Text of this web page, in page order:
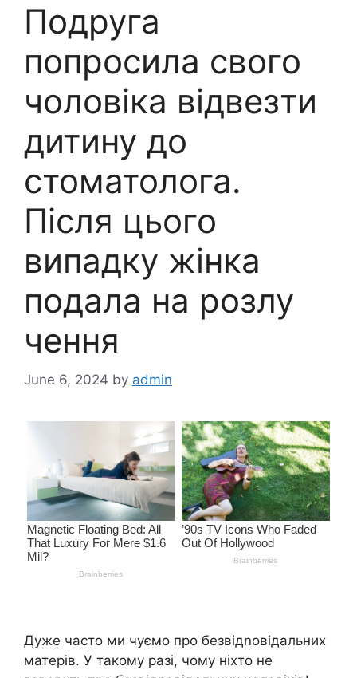
Подруга
попросила свого
чоловіка відвезти
дитину до
стоматолога.
Після цього
випадку жінка
подала на розлу
чення
June 6, 2024 by admin
Дуже часто ми чуємо про безвідnовідальних
матерів. У такому разі, чому ніхто не